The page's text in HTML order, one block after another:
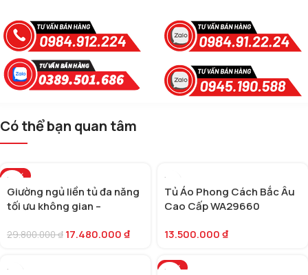
Có thể bạn quan tâm
-41%
Giường ngủ liền tủ đa năng
tối ưu không gian –
29.800.000₫ 17.480.000₫
Tủ Áo Phong Cách Bắc Âu
Cao Cấp WA29660
13.500.000₫
-21%